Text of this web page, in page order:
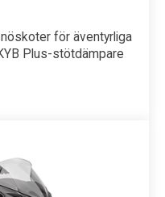
för äventyrliga
Plus-stötdämpare